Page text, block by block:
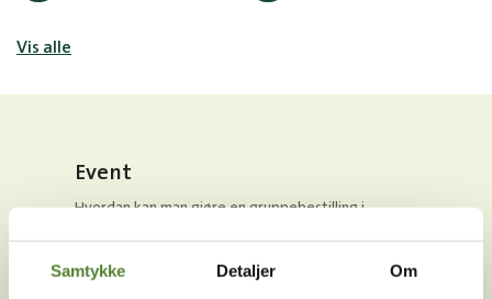
Samtykke Detaljer Om
Vis alle
Event
Hvordan kan man gjøre en gruppebestilling i
Kan man ha event i Dyreparken?